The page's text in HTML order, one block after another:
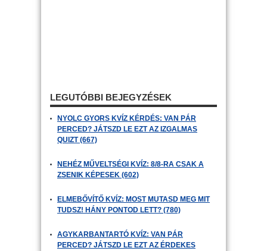
LEGUTÓBBI BEJEGYZÉSEK
NYOLC GYORS KVÍZ KÉRDÉS: VAN PÁR
PERCED? JÁTSZD LE EZT AZ IZGALMAS
QUIZT (667)
NEHÉZ MŰVELTSÉGI KVÍZ: 8/8-RA CSAK A
ZSENIK KÉPESEK (602)
ELMEBŐVÍTŐ KVÍZ: MOST MUTASD MEG MIT
TUDSZ! HÁNY PONTOD LETT? (780)
AGYKARBANTARTÓ KVÍZ: VAN PÁR
PERCED? JÁTSZD LE EZT AZ ÉRDEKES